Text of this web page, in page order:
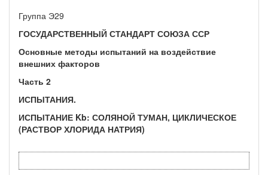
Группа Э29
ГОСУДАРСТВЕННЫЙ СТАНДАРТ СОЮЗА ССР
Основные методы испытаний на воздействие
внешних факторов
Часть 2
ИСПЫТАНИЯ.
ИСПЫТАНИЕ Kb: СОЛЯНОЙ ТУМАН, ЦИКЛИЧЕСКОЕ
(РАСТВОР ХЛОРИДА НАТРИЯ)